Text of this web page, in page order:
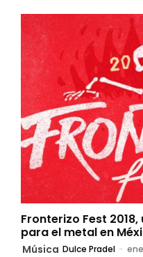
Fronterizo Fest
para el metal en
Música Dulce Pradel -